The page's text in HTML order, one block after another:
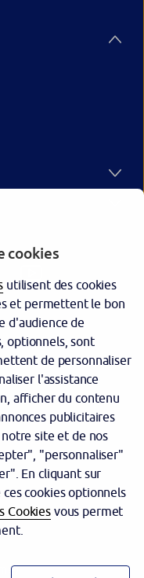
cookies
utilisent des cookies
et permettent le bon
d'audience de
optionnels, sont
de personnaliser
l'assistance
afficher du contenu
publicitaires
site et de nos
"personnaliser"
En cliquant sur
cookies optionnels
Cookiesvous permet